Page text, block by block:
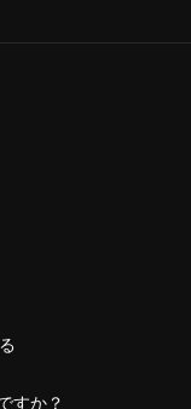
すか？